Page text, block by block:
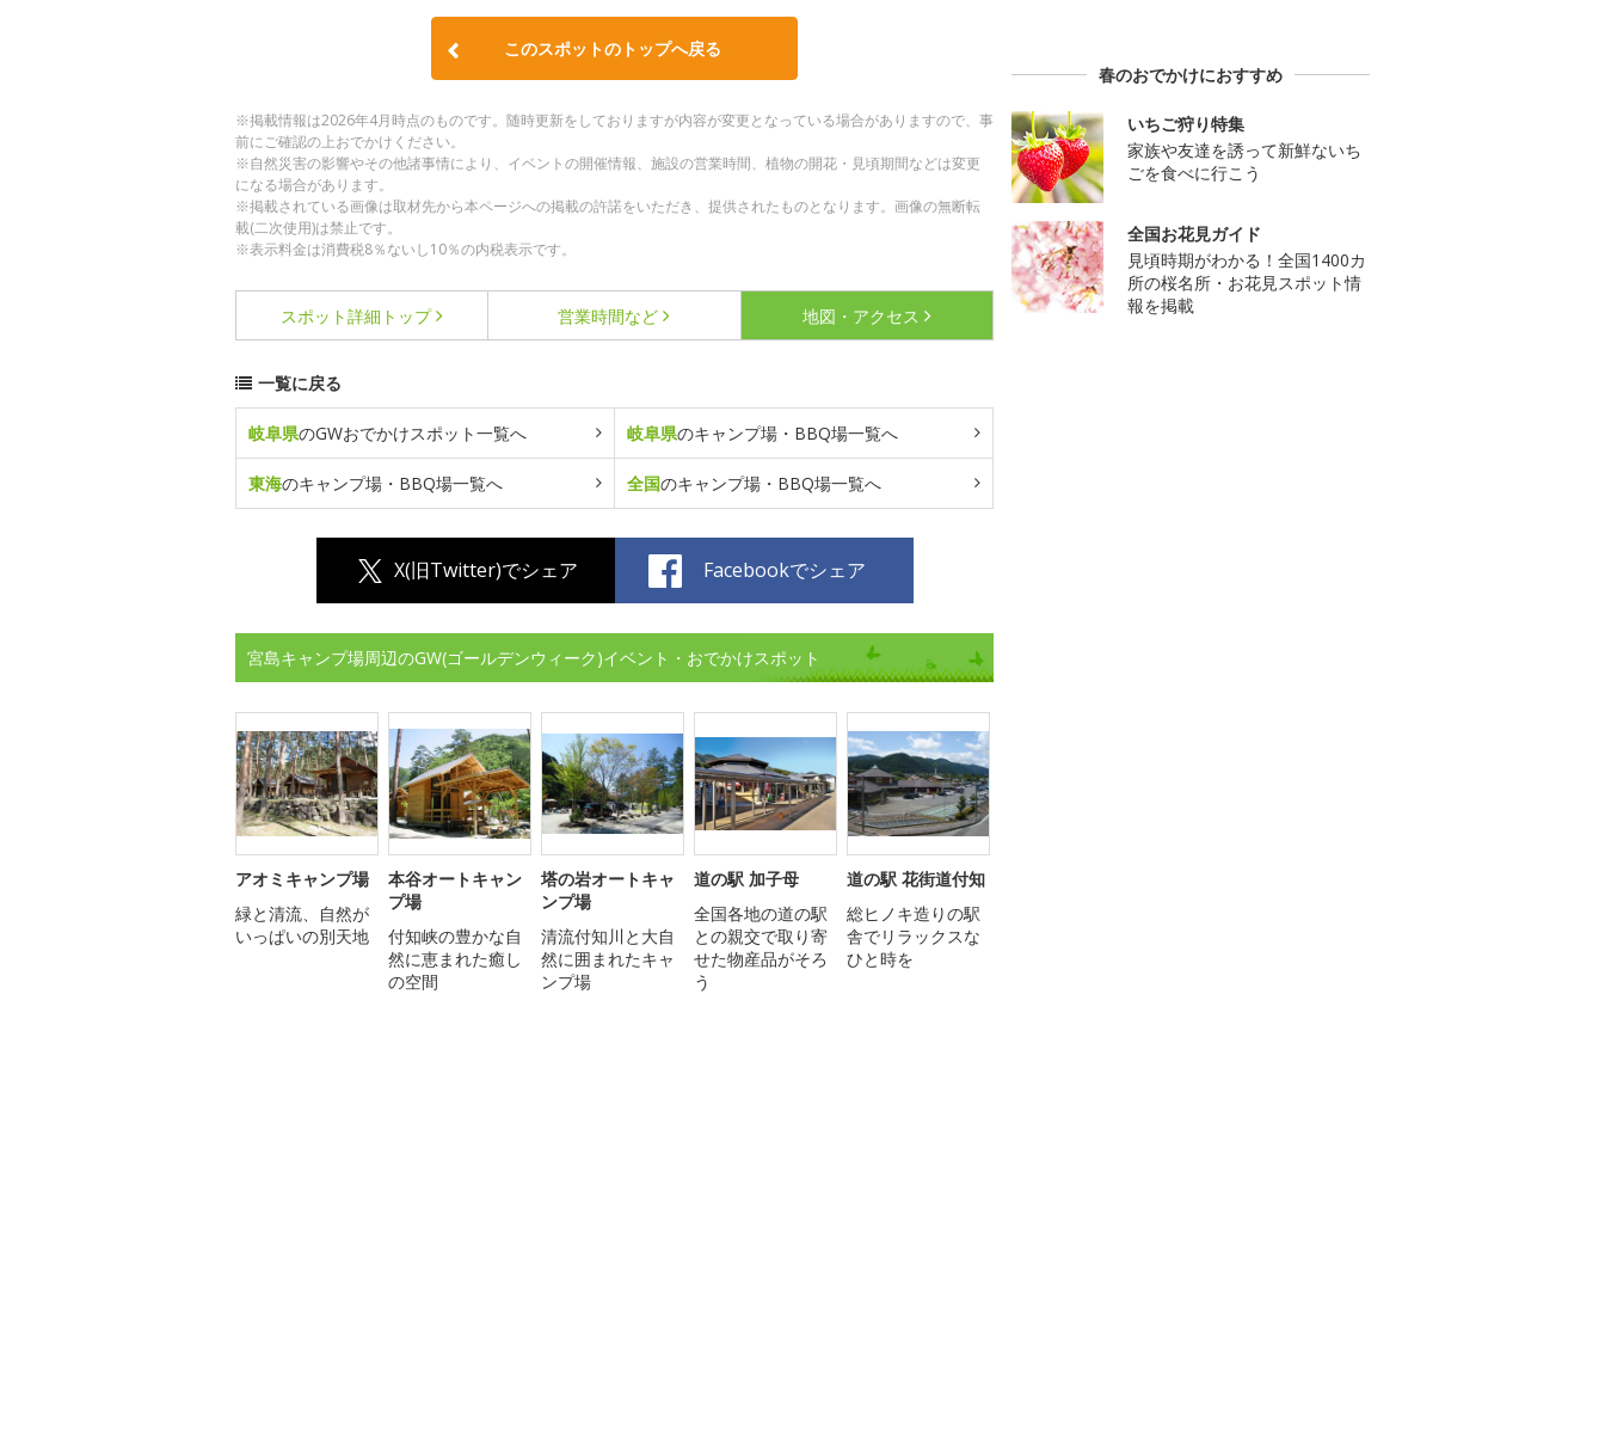
このスポットのトップへ戻る
※掲載情報は2026年4月時点のものです。随時更新をしておりますが内容が変更となっている場合がありますので、事
前にご確認の上おでかけください。
※自然災害の影響やその他諸事情により、イベントの開催情報、施設の営業時間、植物の開花・見頃期間などは変更
になる場合があります。
※掲載されている画像は取材先から本ページへの掲載の許諾をいただき、提供されたものとなります。画像の無断転
載(二次使用)は禁止です。
※表示料金は消費税8％ないし10％の内税表示です。
スポット詳細 トップ 営業時間など 地図・アクセス
一覧に戻る
岐阜県のGWおでかけスポット一覧へ 岐阜県のキャンプ場・BBQ場一覧へ
東海のキャンプ場・BBQ場一覧へ 全国のキャンプ場・BBQ場一覧へ
X(旧Twitter)でシェア Facebookでシェア
宮島キャンプ場周辺のGW(ゴールデンウィーク)イベント・おでかけスポット
アオミキャンプ場
緑と清流、自然が
いっぱいの別天地
本谷オートキャン
プ場
付知峡の豊かな自
然に恵まれた癒し
の空間
塔の岩オートキャ
ンプ場
清流付知川と大自
然に囲まれたキャ
ンプ場
道の駅 加子母
全国各地の道の駅
との親交で取り寄
せた物産品がそろ
う
道の駅 花街道付知
総ヒノキ造りの駅
舎でリラックスな
ひと時を
春のおでかけにおすすめ
いちご狩り特集
家族や友達を誘って新鮮ないち
ごを食べに行こう
全国お花見ガイド
見頃時期がわかる！全国1400カ
所の桜名所・お花見スポット情
報を掲載